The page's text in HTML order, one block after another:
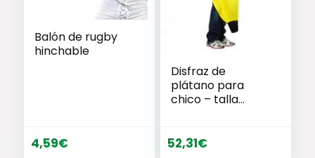
Balón de rugby
hinchable
4,59€
Disfraz de
plátano para
chico – talla
52,31€